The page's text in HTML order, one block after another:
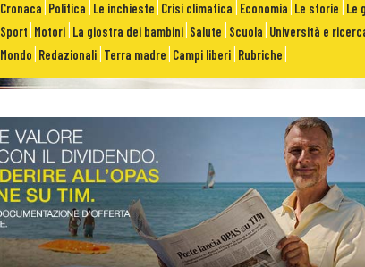
Cronaca Politica Le inchieste Crisi climatica Economia Le storie Le
Sport Motori La giostra dei bambini Salute Scuola Università e
Mondo Redazionali Terra madre Campi liberi Rubriche